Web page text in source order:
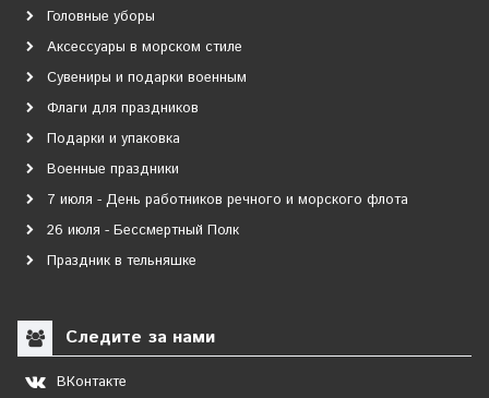
Головные уборы
Аксессуары в морском стиле
Сувениры и подарки военным
Флаги для праздников
Подарки и упаковка
Военные праздники
7 июля - День работников речного и морского флота
26 июля - Бессмертный Полк
Праздник в тельняшке
Следите за нами
ВКонтакте